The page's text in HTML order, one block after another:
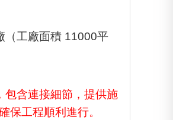
（工廠面積 11000平
包含連接細節，提供施
保工程順利進行。